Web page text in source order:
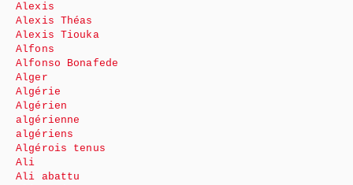
Alexis
Alexis Théas
Alexis Tiouka
Alfons
Alfonso Bonafede
Alger
Algérie
Algérien
algérienne
algériens
Algérois tenus
Ali
Ali abattu